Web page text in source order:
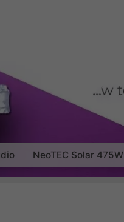
NeoTEC Solar 475W